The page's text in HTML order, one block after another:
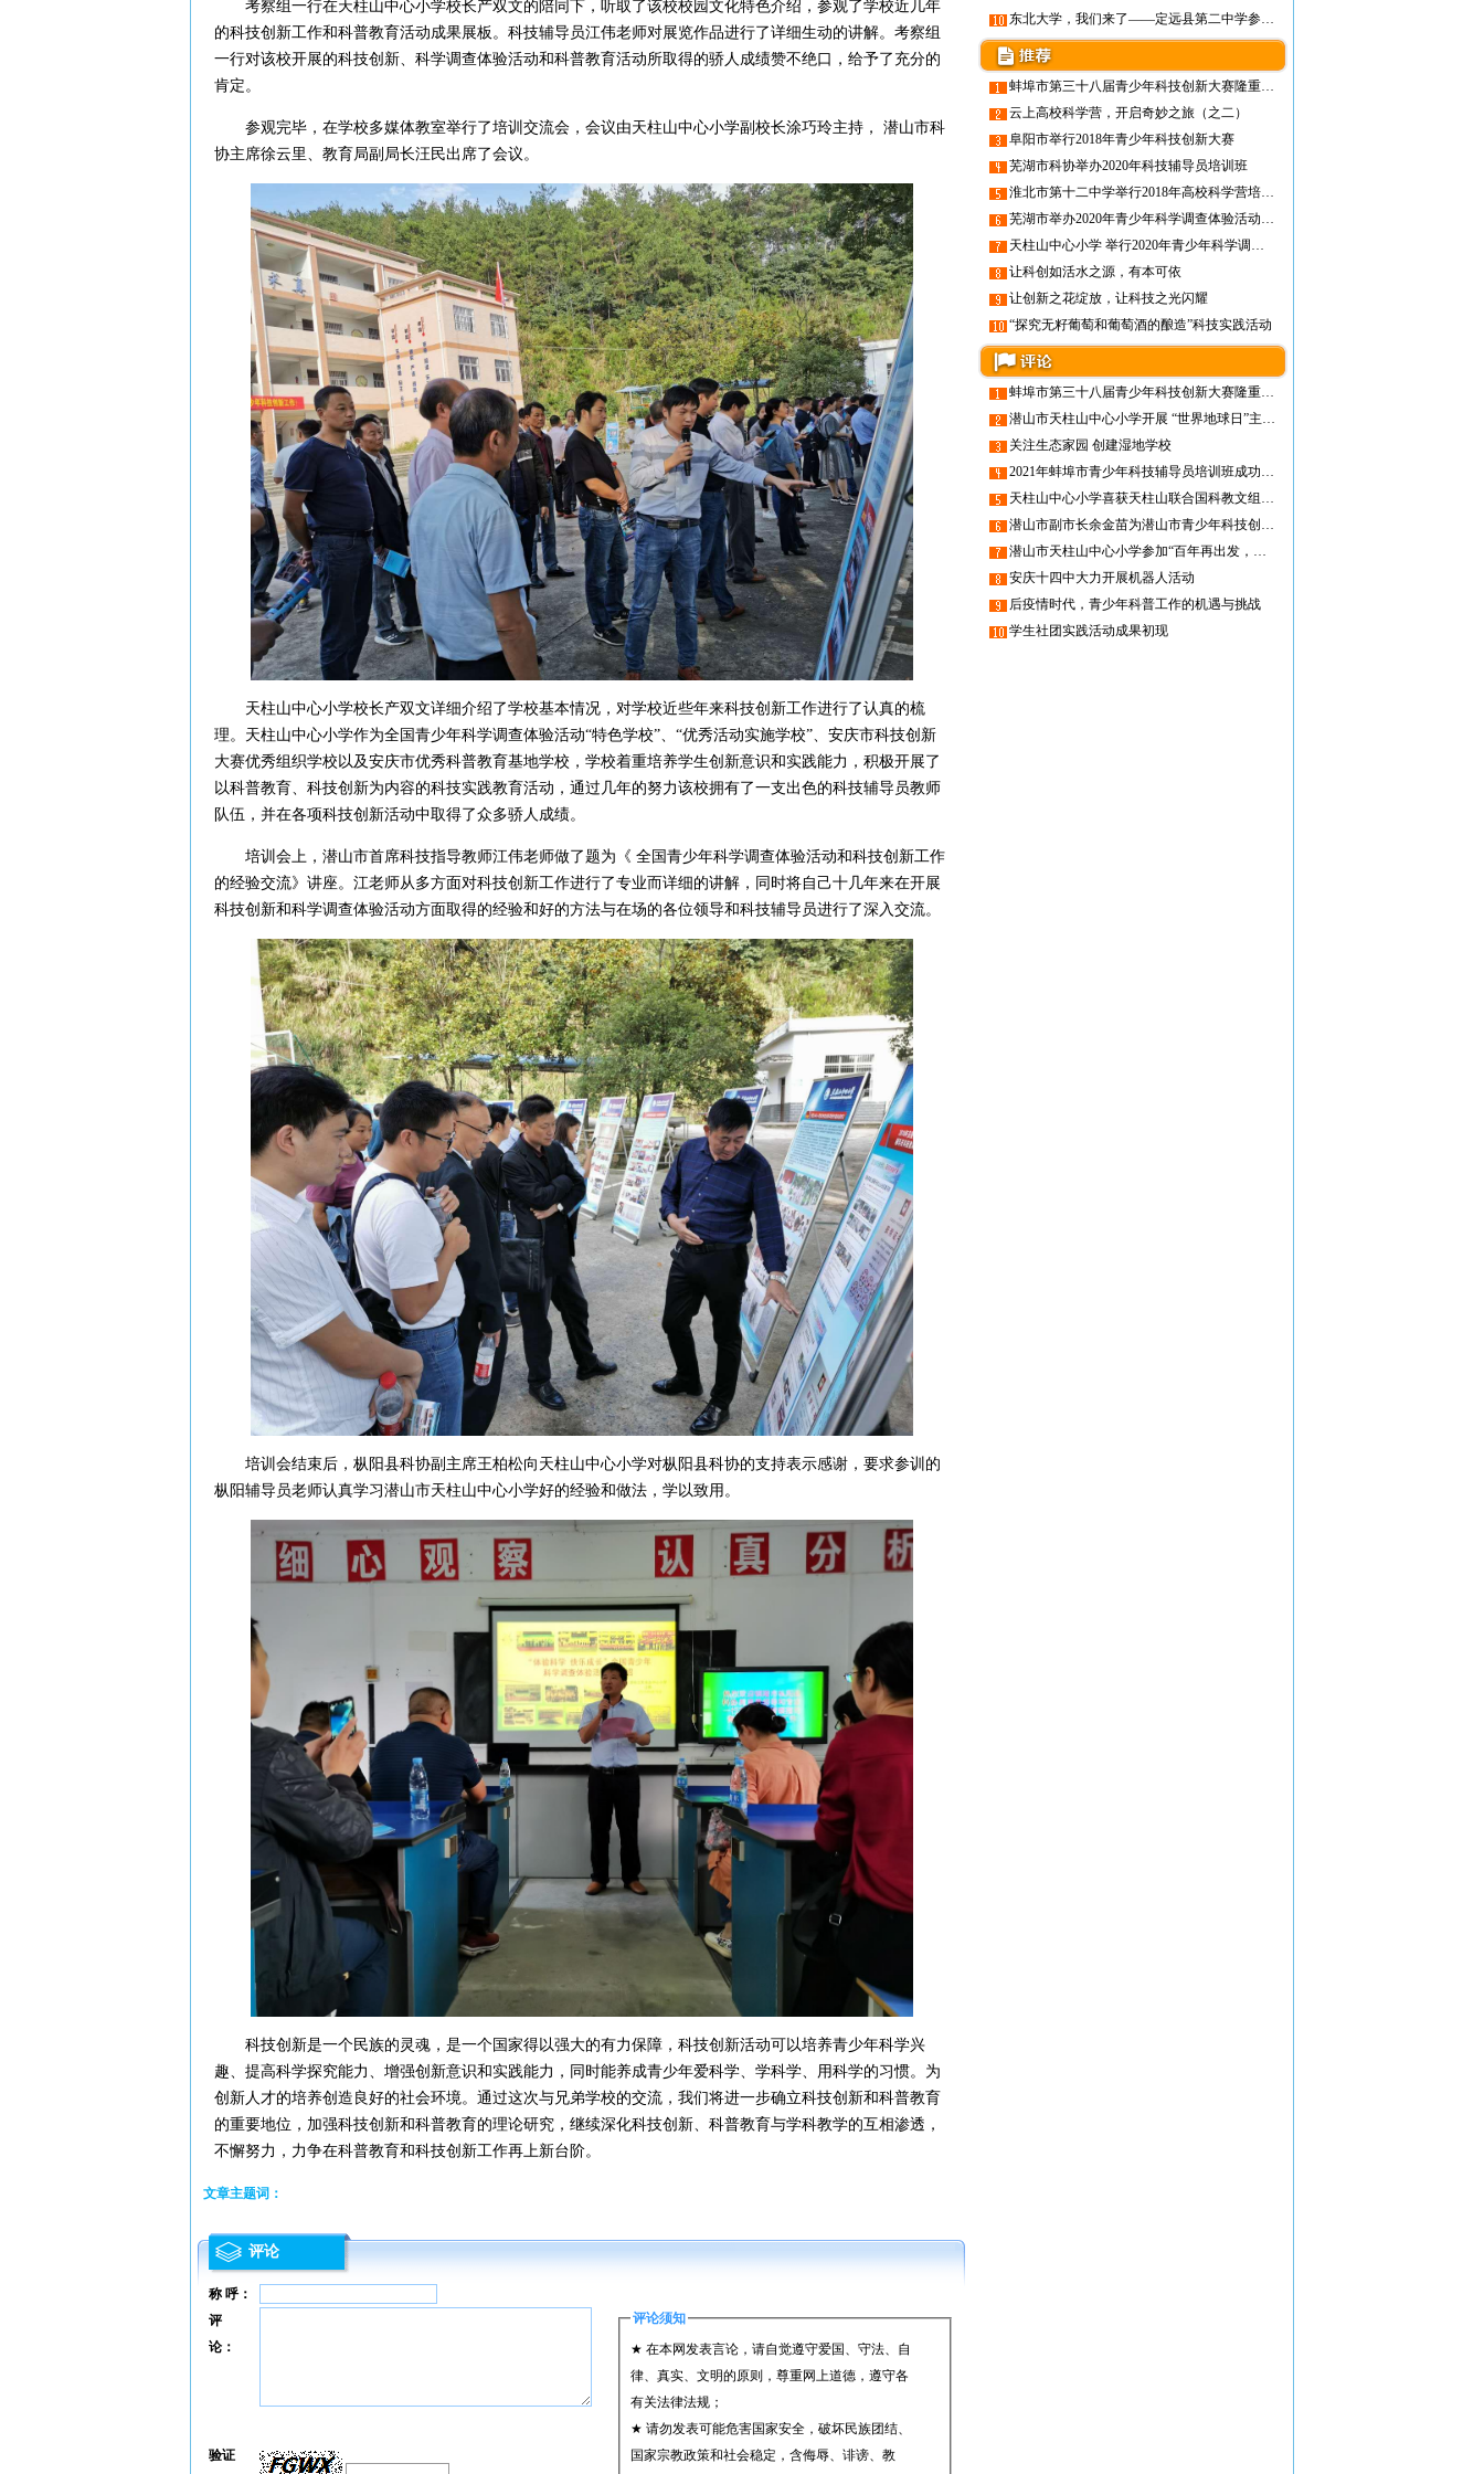
考察组一行在天柱山中心小学校长产双文的陪同下，听取了该校校园文化特色介绍，参观了学校近几年
的科技创新工作和科普教育活动成果展板。科技辅导员江伟老师对展览作品进行了详细生动的讲解。考察组
一行对该校开展的科技创新、科学调查体验活动和科普教育活动所取得的骄人成绩赞不绝口，给予了充分的
肯定。
参观完毕，在学校多媒体教室举行了培训交流会，会议由天柱山中心小学副校长涂巧玲主持， 潜山市科
协主席徐云里、教育局副局长汪民出席了会议。
天柱山中心小学校长产双文详细介绍了学校基本情况，对学校近些年来科技创新工作进行了认真的梳
理。天柱山中心小学作为全国青少年科学调查体验活动“特色学校”、“优秀活动实施学校”、安庆市科技创新
大赛优秀组织学校以及安庆市优秀科普教育基地学校，学校着重培养学生创新意识和实践能力，积极开展了
以科普教育、科技创新为内容的科技实践教育活动，通过几年的努力该校拥有了一支出色的科技辅导员教师
队伍，并在各项科技创新活动中取得了众多骄人成绩。
培训会上，潜山市首席科技指导教师江伟老师做了题为《 全国青少年科学调查体验活动和科技创新工作
的经验交流》讲座。江老师从多方面对科技创新工作进行了专业而详细的讲解，同时将自己十几年来在开展
科技创新和科学调查体验活动方面取得的经验和好的方法与在场的各位领导和科技辅导员进行了深入交流。
培训会结束后，枞阳县科协副主席王柏松向天柱山中心小学对枞阳县科协的支持表示感谢，要求参训的
枞阳辅导员老师认真学习潜山市天柱山中心小学好的经验和做法，学以致用。
科技创新是一个民族的灵魂，是一个国家得以强大的有力保障，科技创新活动可以培养青少年科学兴
趣、提高科学探究能力、增强创新意识和实践能力，同时能养成青少年爱科学、学科学、用科学的习惯。为
创新人才的培养创造良好的社会环境。通过这次与兄弟学校的交流，我们将进一步确立科技创新和科普教育
的重要地位，加强科技创新和科普教育的理论研究，继续深化科技创新、科普教育与学科教学的互相渗透，
不懈努力，力争在科普教育和科技创新工作再上新台阶。
文章主题词：
评论
称 呼：
评论须知
★ 在本网发表言论，请自觉遵守爱国、守法、自
律、真实、文明的原则，尊重网上道德，遵守各
有关法律法规；
★ 请勿发表可能危害国家安全，破坏民族团结、
国家宗教政策和社会稳定，含侮辱、诽谤、教
评
论：
验证
东北大学，我们来了——定远县第二中学参加2018年青少年高校科学营东北大学分营纪实报道
蚌埠市第三十八届青少年科技创新大赛隆重举行
云上高校科学营，开启奇妙之旅（之二）
阜阳市举行2018年青少年科技创新大赛
芜湖市科协举办2020年科技辅导员培训班
淮北市第十二中学举行2018年高校科学营培训动员会
芜湖市举办2020年青少年科学调查体验活动启动仪式和骨干教师培训
天柱山中心小学 举行2020年青少年科学调查体验活动启动仪式
让科创如活水之源，有本可依
让创新之花绽放，让科技之光闪耀
“探究无籽葡萄和葡萄酒的酿造”科技实践活动
蚌埠市第三十八届青少年科技创新大赛隆重举行
潜山市天柱山中心小学开展 “世界地球日”主题科普教育活动
关注生态家园 创建湿地学校
2021年蚌埠市青少年科技辅导员培训班成功举办
天柱山中心小学喜获天柱山联合国科教文组织世界地质公园首批科普示范学校
潜山市副市长余金苗为潜山市青少年科技创新专家工作室揭牌
潜山市天柱山中心小学参加“百年再出发，迈向高水平科技 自立自强”全国科普日潜山市主场活动启动仪式
安庆十四中大力开展机器人活动
后疫情时代，青少年科普工作的机遇与挑战
学生社团实践活动成果初现